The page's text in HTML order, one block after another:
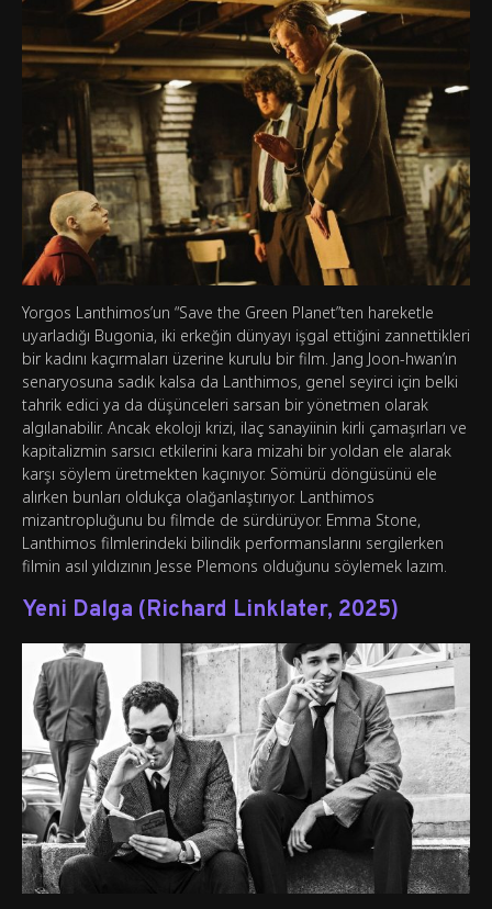
Yorgos Lanthimos’un “Save the Green Planet”ten hareketle
uyarladığı Bugonia, iki erkeğin dünyayı işgal ettiğini zannettikleri
bir kadını kaçırmaları üzerine kurulu bir film. Jang Joon-hwan’ın
senaryosuna sadık kalsa da Lanthimos, genel seyirci için belki
tahrik edici ya da düşünceleri sarsan bir yönetmen olarak
algılanabilir. Ancak ekoloji krizi, ilaç sanayiinin kirli çamaşırları ve
kapitalizmin sarsıcı etkilerini kara mizahi bir yoldan ele alarak
karşı söylem üretmekten kaçınıyor. Sömürü döngüsünü ele
alırken bunları oldukça olağanlaştırıyor. Lanthimos
mizantropluğunu bu filmde de sürdürüyor. Emma Stone,
Lanthimos filmlerindeki bilindik performanslarını sergilerken
filmin asıl yıldızının Jesse Plemons olduğunu söylemek lazım.
Yeni Dalga (Richard Linklater, 2025)